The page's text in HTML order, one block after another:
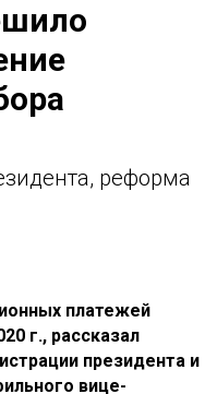
реформа
платежей
г., рассказал
президента и
вице-